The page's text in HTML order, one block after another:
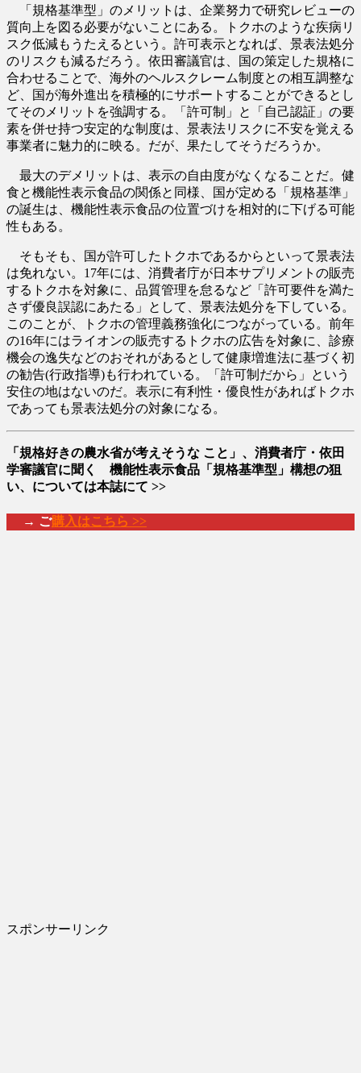
「規格基準型」のメリットは、企業努力で研究レビューの
質向上を図る必要がないことにある。トクホのような疾病リ
スク低減もうたえるという。許可表示となれば、景表法処分
のリスクも減るだろう。依田審議官は、国の策定した規格に
合わせることで、海外のヘルスクレーム制度との相互調整な
ど、国が海外進出を積極的にサポートすることができるとし
てそのメリットを強調する。「許可制」と「自己認証」の要
素を併せ持つ安定的な制度は、景表法リスクに不安を覚える
事業者に魅力的に映る。だが、果たしてそうだろうか。
最大のデメリットは、表示の自由度がなくなることだ。健
食と機能性表示食品の関係と同様、国が定める「規格基準」
の誕生は、機能性表示食品の位置づけを相対的に下げる可能
性もある。
そもそも、国が許可したトクホであるからといって景表法
は免れない。17年には、消費者庁が日本サプリメントの販売
するトクホを対象に、品質管理を怠るなど「許可要件を満た
さず優良誤認にあたる」として、景表法処分を下している。
このことが、トクホの管理義務強化につながっている。前年
の16年にはライオンの販売するトクホの広告を対象に、診療
機会の逸失などのおそれがあるとして健康増進法に基づく初
の勧告(行政指導)も行われている。「許可制だから」という
安住の地はないのだ。表示に有利性・優良性があればトクホ
であっても景表法処分の対象になる。
「規格好きの農水省が考えそうな こと」、消費者庁・依田
学審議官に聞く 機能性表示食品「規格基準型」構想の狙
い、については本誌にて >>
→ ご購入はこちら >>
スポンサーリンク